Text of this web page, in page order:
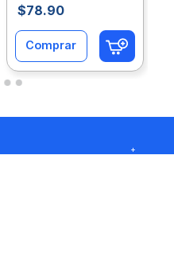
$78.90
Comprar
+